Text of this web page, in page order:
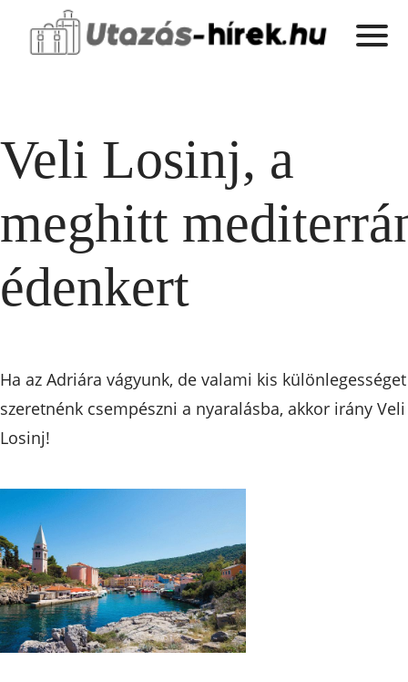
Veli Losinj, a
meghitt
édenkert
Ha az Adriára vágyunk, de valami kis
szeretnénk csempészni a nyaralásba, akkor irány Veli
Losinj!